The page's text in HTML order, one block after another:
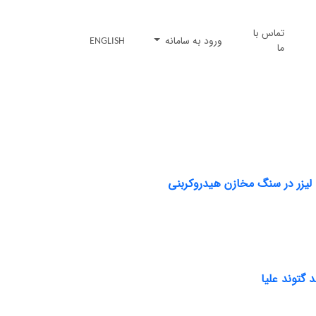
تماس با
ما
ورود به سامانه ENGLISH
در سنگ مخازن هیدروکربنی
علیا